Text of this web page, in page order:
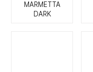
MARMETTA
DARK